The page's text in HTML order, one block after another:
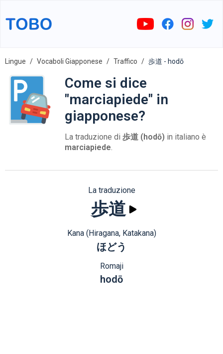
Lingue Vocaboli Giapponese Traffico 歩道 - hodō
Come si dice
"marciapiede" in
giapponese?
La traduzione di 歩道 (hodō) in italiano è
marciapiede.
La traduzione
歩道
Kana (Hiragana, Katakana)
ほどう
Romaji
hodō